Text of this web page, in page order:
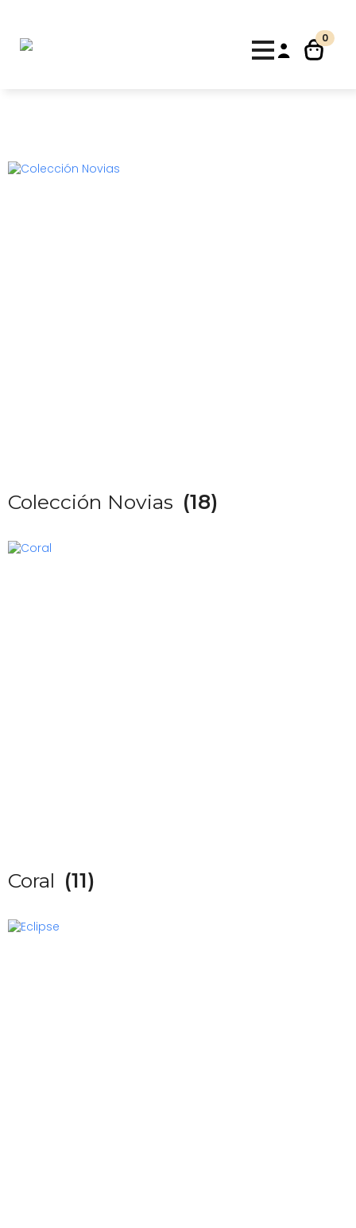
0
Colección Novias (18)
Coral (11)